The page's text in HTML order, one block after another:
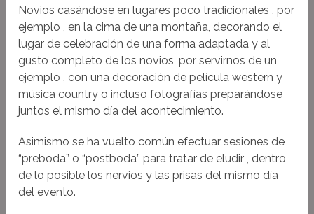
Novios casándose en lugares poco tradicionales , por
ejemplo , en la cima de una montaña, decorando el
lugar de celebración de una forma adaptada y al
gusto completo de los novios, por servirnos de un
ejemplo , con una decoración de película western y
música country o incluso fotografías preparándose
juntos el mismo día del acontecimiento.
Asimismo se ha vuelto común efectuar sesiones de
“preboda” o “postboda” para tratar de eludir , dentro
de lo posible los nervios y las prisas del mismo día
del evento.